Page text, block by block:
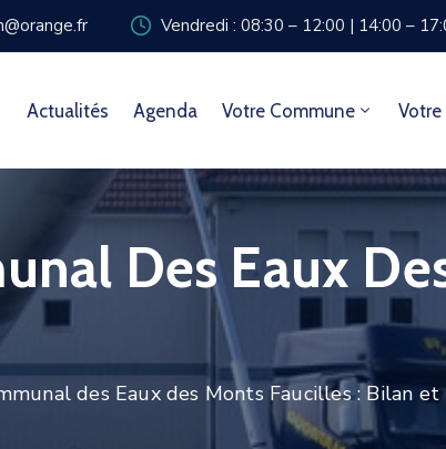
Vendredi : 08:30 – 12:00 | 14:00 –
Actualités Agenda Votre Commune Votre
Des Eaux
des Eaux des Monts Faucilles : Bilan